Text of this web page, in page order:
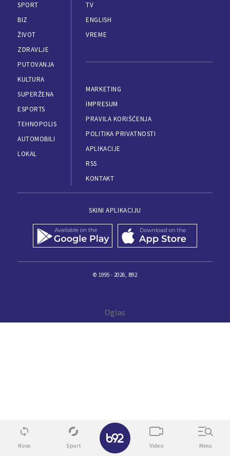
SPORT
BIZ
ŽIVOT
ZDRAVLJE
PUTOVANJA
KULTURA
SUPERŽENA
ESPORTS
TEHNOPOLIS
AUTOMOBILI
LOKAL
TV
ENGLISH
VREME
MARKETING
IMPRESUM
PRAVILA KORIŠĆENJA
POLITIKA PRIVATNOSTI
APLIKACIJE
RSS
KONTAKT
SKINI APLIKACIJU
© 1995 - 2026, B92
Novo Sport Video Menu
✕